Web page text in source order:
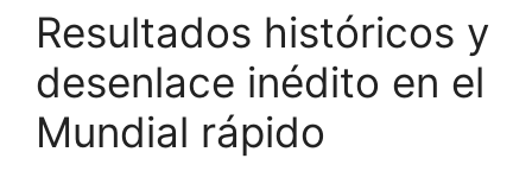
Resultados históricos y
desenlace inédito en el
Mundial rápido